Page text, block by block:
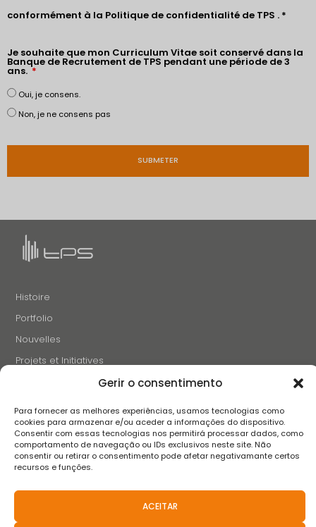
Gerir o consentimento
Para fornecer as melhores experiências, usamos tecnologias como
cookies para armazenar e/ou aceder a informações do dispositivo.
Consentir com essas tecnologias nos permitirá processar dados, como
comportamento de navegação ou IDs exclusivos neste site. Não
consentir ou retirar o consentimento pode afetar negativamante certos
recursos e funções.
ACEITAR
conformément à la Politique de confidentialité de TPS . *
Je souhaite que mon Curriculum Vitae soit conservé dans la
Banque de Recrutement de TPS pendant une période de 3
ans.
Oui, je consens.
Non, je ne consens pas
SUBMETER
Histoire
Portfolio
Nouvelles
Projets et Initiatives
SUIVEZ-NOUS
Avis de confidentialité